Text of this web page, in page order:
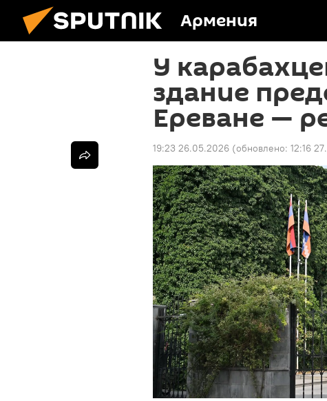
Армения
У
здание
Ереване —
19:23 26.05.2026 (обновлено: 12:16